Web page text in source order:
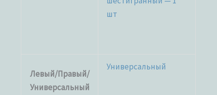
шт
Левый/Правый/
Универсальный
Универсальный